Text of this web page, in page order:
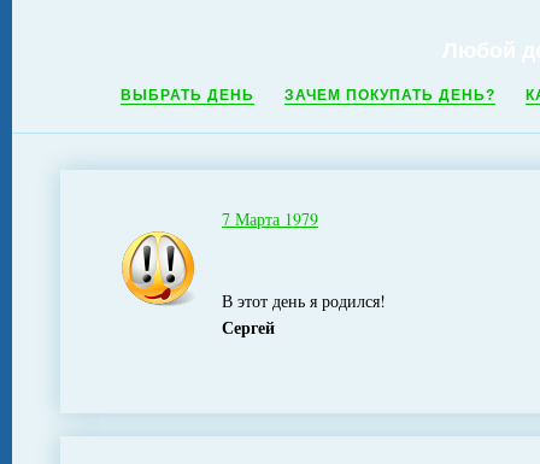
ВЫБРАТЬ ДЕНЬ ЗАЧЕМ ПОКУПАТЬ ДЕНЬ?
7 Марта 1979
В этот день я родился!
Сергей